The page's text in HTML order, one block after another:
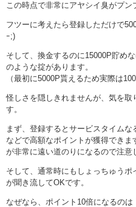
この時点で非常にアヤシイ臭がプン
フツーに考えたら登録しただけで
ｰ;)
そして、換金するのに15000P貯め
のような掟があります。
（最初に5000P貰えるため実際は
怪しさを隠しきれませんが、気を取
す。
まず、登録するとサービスタイム
などで高額なポイントが獲得でき
が非常に遠い道のりになるので注意
そして、通常時にもしょっちゅう
が聞き流してOKです。
なぜなら、ポイント10倍になるのは